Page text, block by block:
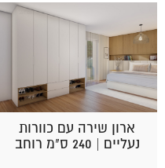
ארון שירה עם כוורות
נעליים | 240 ס"מ רוחב